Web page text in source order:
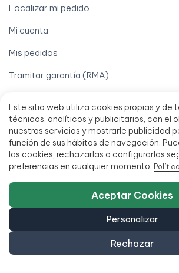
Este sitio web utiliza cookies propias y de
técnicos, analíticos y publicitarios, con el
nuestros servicios y mostrarle publicidad
función de sus hábitos de navegación.
las cookies, rechazarlas o configurarlas
preferencias en cualquier momento.
Rechazar
Personalizar
Aceptar Cookies
Localizar mi pedido
Mi cuenta
Mis pedidos
Tramitar garantía (RMA)
Aviso legal
Condiciones de venta
Financia hasta 18 meses
Política de accesibilidad